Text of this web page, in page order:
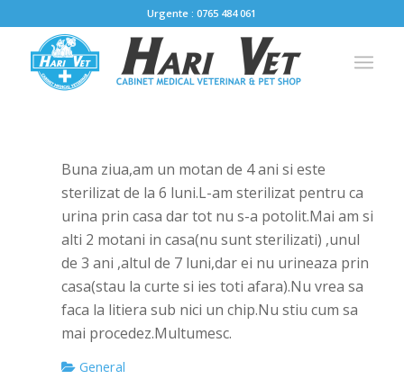
Urgente : 0765 484 061
Buna ziua,am un motan de 4 ani si este
sterilizat de la 6 luni.L-am sterilizat pentru ca
urina prin casa dar tot nu s-a potolit.Mai am si
alti 2 motani in casa(nu sunt sterilizati) ,unul
de 3 ani ,altul de 7 luni,dar ei nu urineaza prin
casa(stau la curte si ies toti afara).Nu vrea sa
faca la litiera sub nici un chip.Nu stiu cum sa
mai procedez.Multumesc.
General